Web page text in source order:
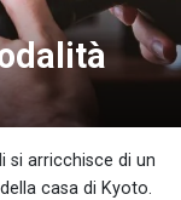
si arricchisce di un
casa di Kyoto.